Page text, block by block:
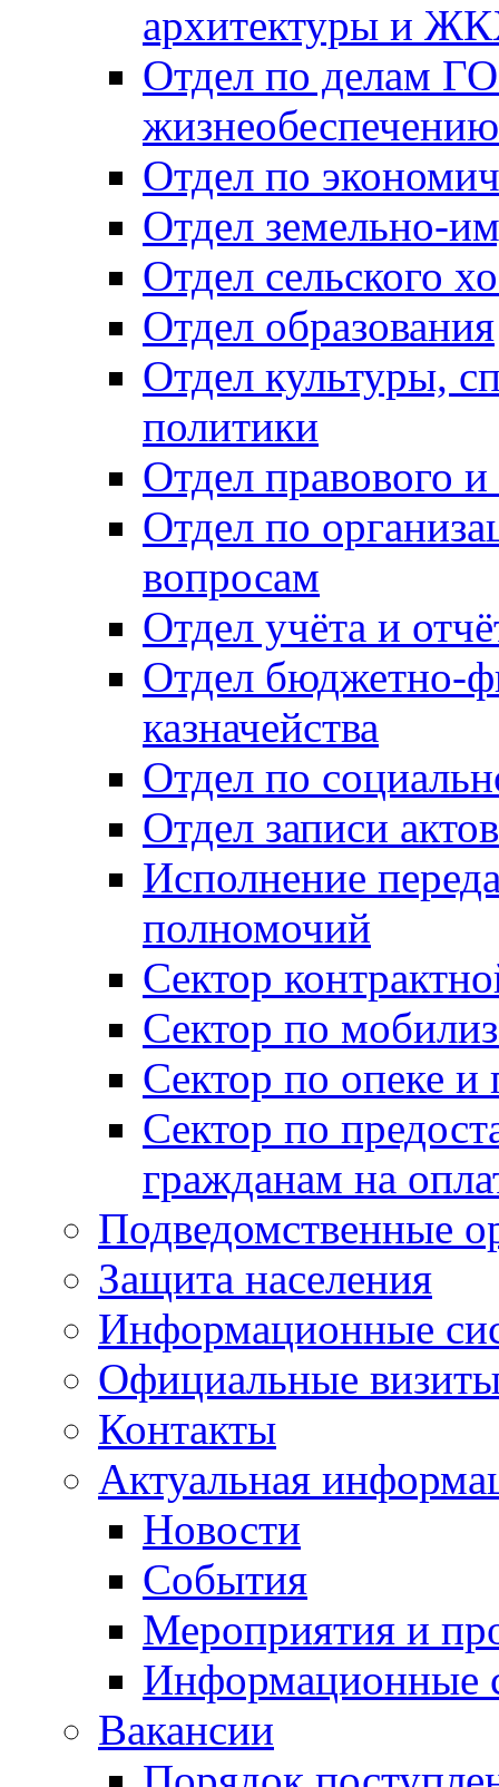
архитектуры и
Отдел по делам
Отдел по
Отдел земельно-
Отдел сельского
Отдел образования
Отдел культуры,
политики
Отдел правового
Отдел по
вопросам
Отдел учёта и
Отдел бюджетно-
казначейства
Отдел по
Отдел записи
Исполнение
полномочий
Сектор
Сектор по
Сектор по опеке и
Сектор по
гражданам на
Подведомственные
Защита населения
Информационные
Официальные
Контакты
Актуальная
Новости
События
Мероприятия и
Информационные
Вакансии